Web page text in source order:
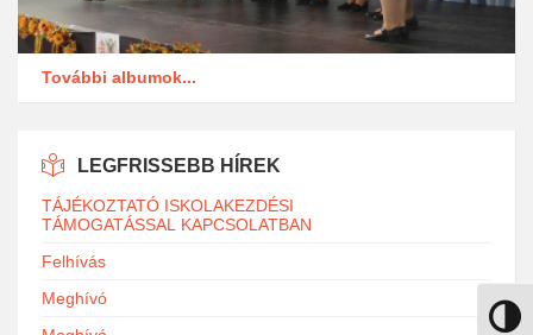
Nagy
További albumok...
LEGFRISSEBB HÍREK
TÁJÉKOZTATÓ ISKOLAKEZDÉSI
TÁMOGATÁSSAL KAPCSOLATBAN
Felhívás
Meghívó